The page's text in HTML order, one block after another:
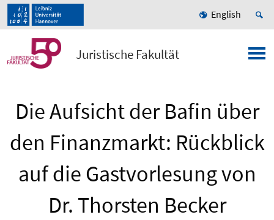
English
Juristische Fakultät
Die Aufsicht der Bafin über
den Finanzmarkt: Rückblick
auf die Gastvorlesung von
Dr. Thorsten Becker